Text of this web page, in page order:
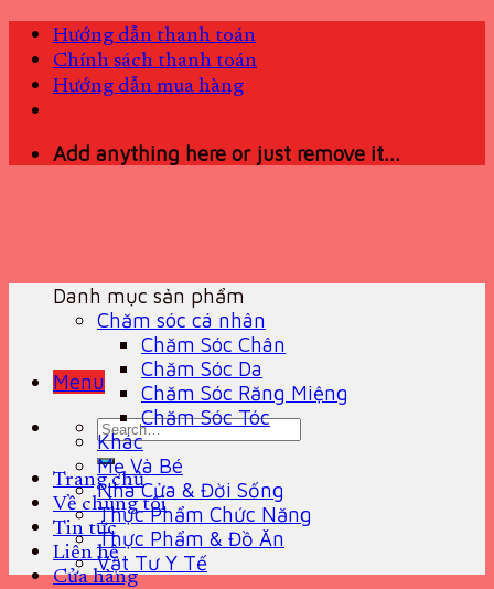
Skip
content
Hướng dẫn thanh toán
Chính sách thanh toán
Hướng dẫn mua hàng
Add anything here or just remove it...
Menu
Search
for:
Trang chủ
Về chúng tôi
Tin tức
Liên hệ
Cửa hàng
Danh mục sản phẩm
Chăm sóc cá nhân
Chăm Sóc Chân
Chăm Sóc Da
Chăm Sóc Răng Miệng
Chăm Sóc Tóc
Khác
Mẹ Và Bé
Nhà Cửa & Đời Sống
Thực Phẩm Chức Năng
Thực Phẩm & Đồ Ăn
Vật Tư Y Tế